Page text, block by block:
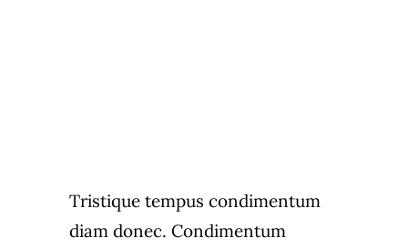
Tristique tempus condimentum
diam donec. Condimentum